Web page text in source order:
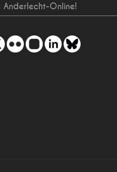
Anderlecht-Online!